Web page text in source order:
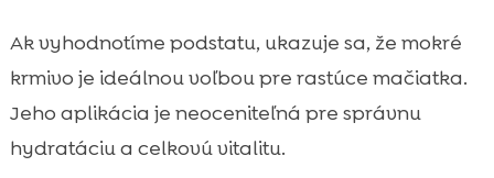
Ak vyhodnotíme podstatu, ukazuje sa, že mokré
krmivo je ideálnou voľbou pre rastúce mačiatka.
Jeho aplikácia je neoceniteľná pre správnu
hydratáciu a celkovú vitalitu.